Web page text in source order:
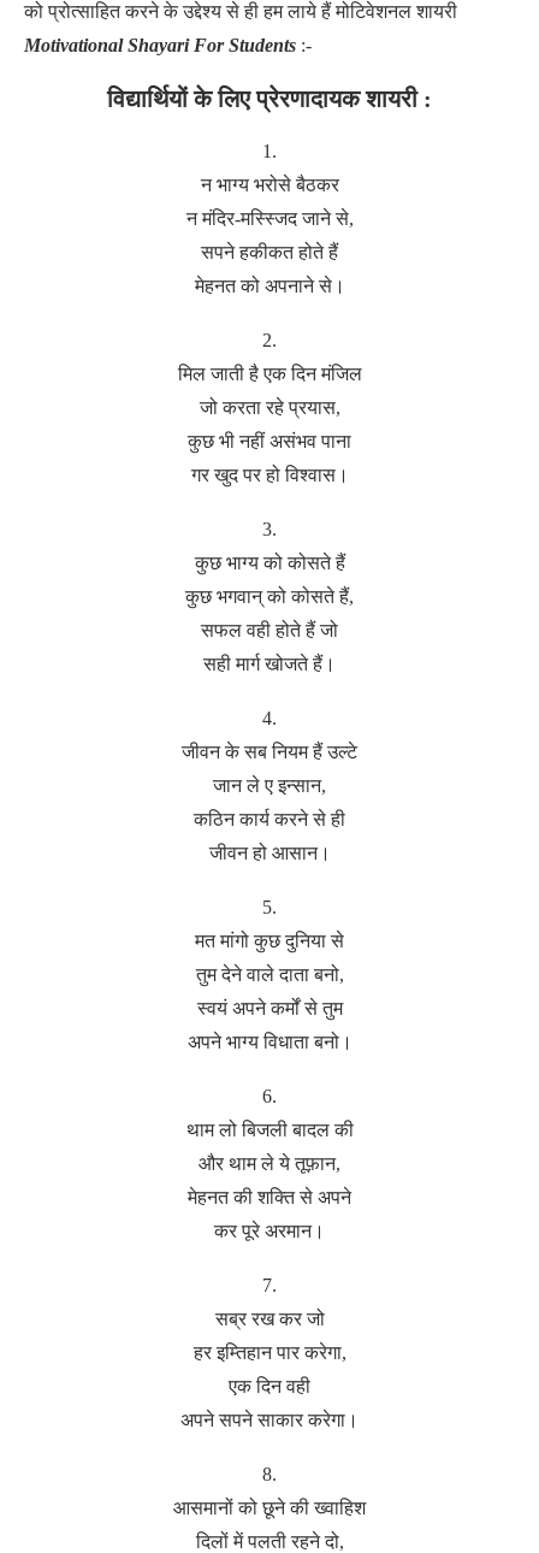
को प्रोत्साहित करने के उद्देश्य से ही हम लाये हैं मोटिवेशनल शायरी
Motivational Shayari For Students :-
विद्यार्थियों के लिए प्रेरणादायक शायरी :
1.
न भाग्य भरोसे बैठकर
न मंदिर-मस्स्जिद जाने से,
सपने हकीकत होते हैं
मेहनत को अपनाने से।
2.
मिल जाती है एक दिन मंजिल
जो करता रहे प्रयास,
कुछ भी नहीं असंभव पाना
गर खुद पर हो विश्वास।
3.
कुछ भाग्य को कोसते हैं
कुछ भगवान् को कोसते हैं,
सफल वही होते हैं जो
सही मार्ग खोजते हैं।
4.
जीवन के सब नियम हैं उल्टे
जान ले ए इन्सान,
कठिन कार्य करने से ही
जीवन हो आसान।
5.
मत मांगो कुछ दुनिया से
तुम देने वाले दाता बनो,
स्वयं अपने कर्मों से तुम
अपने भाग्य विधाता बनो।
6.
थाम लो बिजली बादल की
और थाम ले ये तूफ़ान,
मेहनत की शक्ति से अपने
कर पूरे अरमान।
7.
सब्र रख कर जो
हर इम्तिहान पार करेगा,
एक दिन वही
अपने सपने साकार करेगा।
8.
आसमानों को छूने की ख्वाहिश
दिलों में पलती रहने दो,